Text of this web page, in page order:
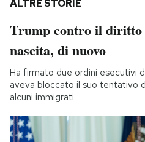
ALTRE STORIE
Trump contro il diritto
nascita, di nuovo
Ha firmato due ordini esecutivi
aveva bloccato il suo tentativo
alcuni immigrati